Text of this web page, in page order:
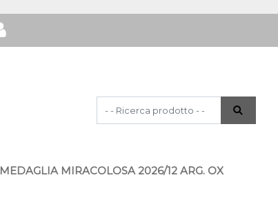
La modifica di un filtro aggiorna
MEDAGLIA MIRACOLOSA 2026/12 ARG. OX